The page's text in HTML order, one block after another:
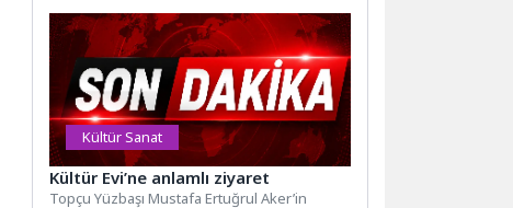
Kültür Sanat
Kültür Evi’ne anlamlı ziyaret
Topçu Yüzbaşı Mustafa Ertuğrul Aker’in